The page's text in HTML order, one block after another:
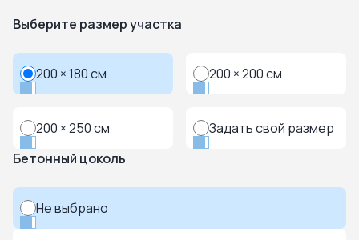
Выберите размер участка
200 × 180 см 200 × 200 см
200 × 250 см
Задать свой размер
Бетонный цоколь
Не выбрано